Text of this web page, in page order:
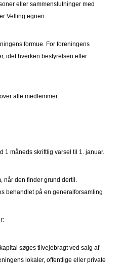
eller sammenslutninger med
Velling egnen
formue. For foreningens
idet hverken bestyrelsen eller
alle medlemmer.
1 måneds skriftlig varsel til 1. januar.
når den finder grund dertil.
behandlet på en generalforsamling
søges tilvejebragt ved salg af
lokaler, offentlige eller private